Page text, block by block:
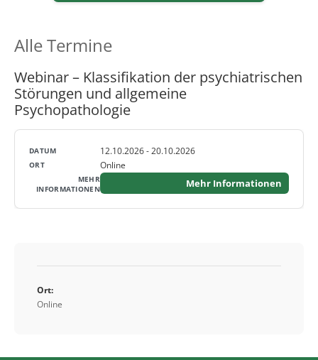
Alle Termine
Webinar – Klassifikati­on der psychiatrischen
Störungen und allgemeine
Psychopathologie
12.10.2026 - 20.10.2026
Online
Mehr Informationen
Ort:
Online